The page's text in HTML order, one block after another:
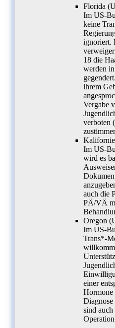
Florida
Im US-
keine
ignoriert.
18 die
werden
ihrem
Vergabe
verboten
Im US-
wird es
auch die
PÄ/VÄ
Oregon
Im US-
Trans*-
einer
Hormone
Diagnose
sind auch